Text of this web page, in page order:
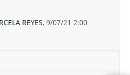
REYES, 9/07/21 2:00